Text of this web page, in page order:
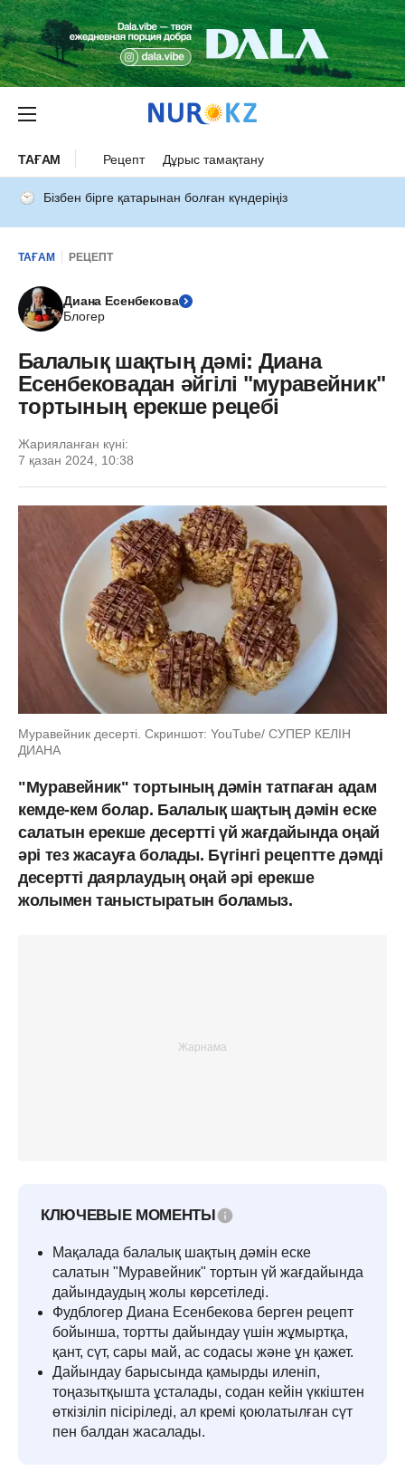
ТАҒАМ Рецепт Дұрыс тамақтану
Бізбен бірге қатарынан болған күндеріңіз
ТАҒАМ РЕЦЕПТ
Диана Есенбекова
Блогер
Балалық шақтың дәмі: Диана
Есенбековадан әйгілі "муравейник"
тортының ерекше рецебі
Жарияланған күні:
7 қазан 2024, 10:38
Муравейник десерті. Скриншот: YouTube/ СУПЕР КЕЛІН
ДИАНА
"Муравейник" тортының дәмін татпаған адам
кемде-кем болар. Балалық шақтың дәмін еске
салатын ерекше десертті үй жағдайында оңай
әрі тез жасауға болады. Бүгінгі рецептте дәмді
десертті даярлаудың оңай әрі ерекше
жолымен таныстыратын боламыз.
КЛЮЧЕВЫЕ МОМЕНТЫ
Мақалада балалық шақтың дәмін еске
салатын "Муравейник" тортын үй жағдайында
дайындаудың жолы көрсетіледі.
Фудблогер Диана Есенбекова берген рецепт
бойынша, тортты дайындау үшін жұмыртқа,
қант, сүт, сары май, ас содасы және ұн қажет.
Дайындау барысында қамырды иленіп,
тоңазытқышта ұсталады, содан кейін үккіштен
өткізіліп пісіріледі, ал кремі қоюлатылған сүт
пен балдан жасалады.